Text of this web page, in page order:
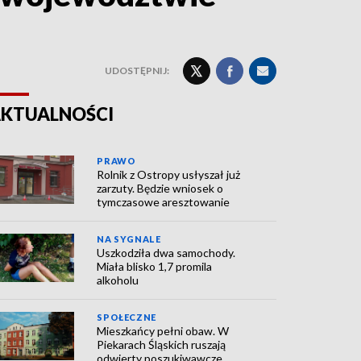
UDOSTĘPNIJ:
PRAWO
Rolnik z Ostropy usłyszał już
zarzuty. Będzie wniosek o
tymczasowe aresztowanie
NA SYGNALE
Uszkodziła dwa samochody.
Miała blisko 1,7 promila
alkoholu
SPOŁECZNE
Mieszkańcy pełni obaw. W
Piekarach Śląskich ruszają
odwierty poszukiwawcze